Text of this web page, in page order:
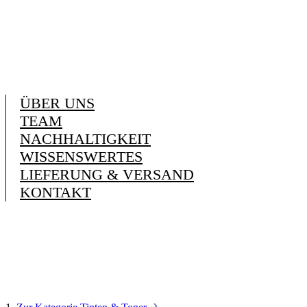
ÜBER UNS
TEAM
NACHHALTIGKEIT
WISSENSWERTES
LIEFERUNG & VERSAND
KONTAKT